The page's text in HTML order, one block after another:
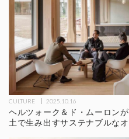
CULTURE 2025.10.16
ヘルツォーク＆ド・ムーロン
土で生み出すサステナブルな